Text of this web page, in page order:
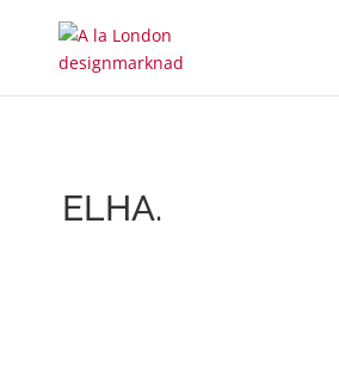
ELHA.